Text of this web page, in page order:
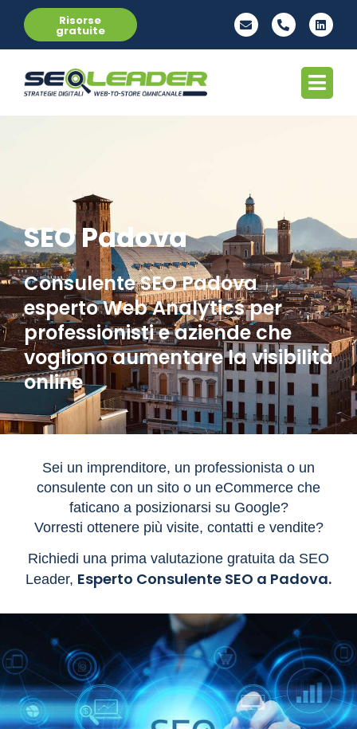
Risorse
gratuite
SEO Padova
Consulente SEO Padova
esperto Web Analytics per
professionisti e aziende che
vogliono aumentare la visibilità
online
Sei un imprenditore, un professionista o un
consulente con un sito o un eCommerce che
faticano a posizionarsi su Google?
Vorresti ottenere più visite, contatti e vendite?
Richiedi una prima valutazione gratuita da SEO
Leader, Esperto Consulente SEO a Padova.